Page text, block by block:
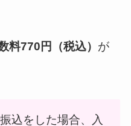
料770円（税込） が
込をした場合、入